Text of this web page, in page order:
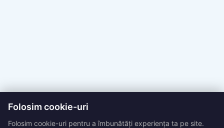
Folosim cookie-uri
Folosim cookie-uri pentru a îmbunătăți experiența ta pe site.